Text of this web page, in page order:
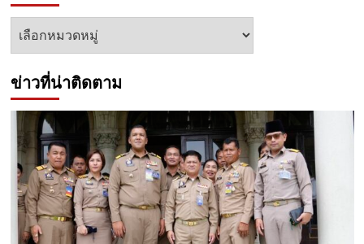
หัวข้อ
ข่าวที่น่าติดตาม